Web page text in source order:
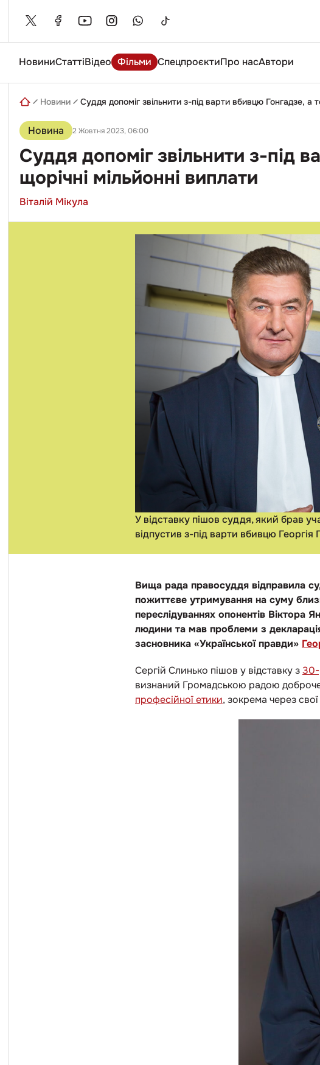
content
НовиниСтаттіВідео Фільми СпецпроєктиПро насАвтори
Введіть
Новини Суддя допоміг звільнити з-під варти вбивцю Гонгадзе, а
Новина 2 Жовтня 2023, 06:00
Суддя допоміг звільнити з-під
щорічні мільйонні виплати
Віталій Мікула
У відставку пішов суддя, який брав
відпустив з-під варти вбивцю Георгія
Вища рада правосуддя відправила
пожиттєве утримування на суму
переслідуваннях опонентів Віктора
людини та мав проблеми з
засновника «Української правди»
Сергій Слинько пішов у відставку з30-
визнаний Громадською радою
професійної етики, зокрема через